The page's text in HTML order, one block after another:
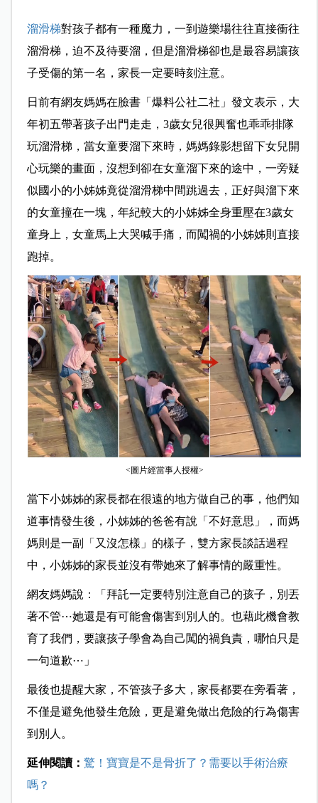
溜滑梯對孩子都有一種魔力，一到遊樂場往往直接衝往
溜滑梯，迫不及待要溜，但是溜滑梯卻也是最容易讓孩
子受傷的第一名，家長一定要時刻注意。
日前有網友媽媽在臉書「爆料公社二社」發文表示，大
年初五帶著孩子出門走走，3歲女兒很興奮也乖乖排隊
玩溜滑梯，當女童要溜下來時，媽媽錄影想留下女兒開
心玩樂的畫面，沒想到卻在女童溜下來的途中，一旁疑
似國小的小姊姊竟從溜滑梯中間跳過去，正好與溜下來
的女童撞在一塊，年紀較大的小姊姊全身重壓在3歲女
童身上，女童馬上大哭喊手痛，而闖禍的小姊姊則直接
跑掉。
<圖片經當事人授權>
當下小姊姊的家長都在很遠的地方做自己的事，他們知
道事情發生後，小姊姊的爸爸有說「不好意思」，而媽
媽則是一副「又沒怎樣」的樣子，雙方家長談話過程
中，小姊姊的家長並沒有帶她來了解事情的嚴重性。
網友媽媽說：「拜託一定要特別注意自己的孩子，別丟
著不管⋯她還是有可能會傷害到別人的。也藉此機會教
育了我們，要讓孩子學會為自己闖的禍負責，哪怕只是
一句道歉⋯ 」
最後也提醒大家，不管孩子多大，家長都要在旁看著，
不僅是避免他發生危險，更是避免做出危險的行為傷害
到別人。
延伸閱讀： 驚！寶寶是不是骨折了？需要以手術治療
嗎？